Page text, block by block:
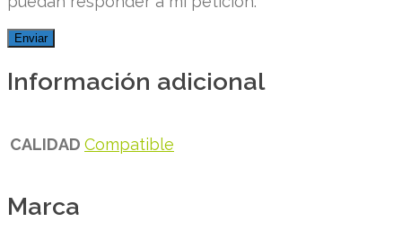
Información adicional
CALIDAD Compatible
Marca